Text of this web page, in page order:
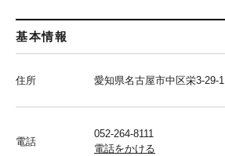
基本情報
住所 愛知県名古屋市中区栄3-29-1
電話
052-264-8111
電話をかける